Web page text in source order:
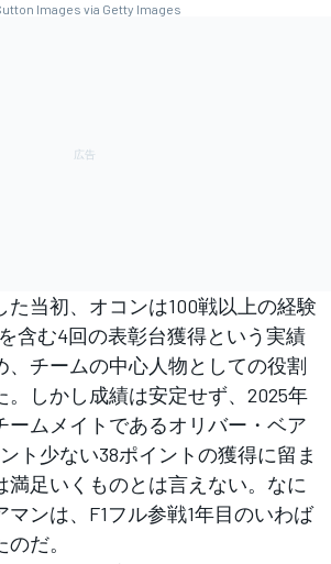
Images via Getty Images
当初、オコンは100戦以上の経験
含む4回の表彰台獲得という実績
、チームの中心人物としての役割
。しかし成績は安定せず、2025年
ームメイトであるオリバー・ベア
ト少ない38ポイントの獲得に留ま
満足いくものとは言えない。なに
マンは、F1フル参戦1年目のいわば
だ。